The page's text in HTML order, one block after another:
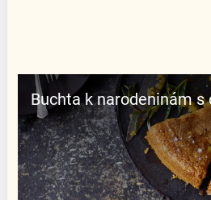
Buchta k narodeninám